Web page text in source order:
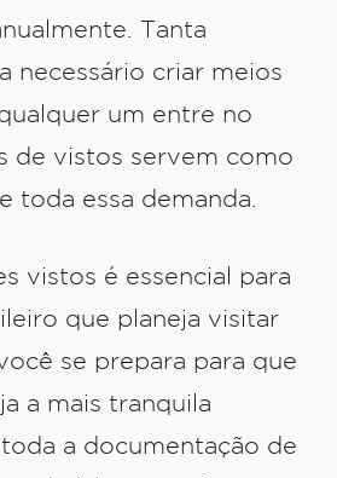
Tanta
necessário criar meios
um entre no
de vistos servem como
toda essa demanda.
vistos é essencial para
que planeja visitar
se prepara para que
a mais tranquila
a documentação de